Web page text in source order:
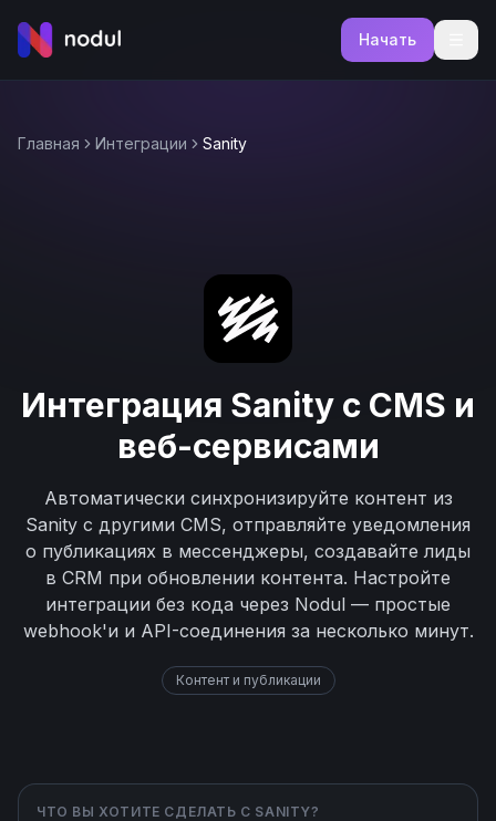
Начать
Главная Интеграции Sanity
Интеграция Sanity с CMS и
веб-сервисами
Автоматически синхронизируйте контент из
Sanity с другими CMS, отправляйте уведомления
о публикациях в мессенджеры, создавайте лиды
в CRM при обновлении контента. Настройте
интеграции без кода через Nodul — простые
webhook'и и API-соединения за несколько минут.
Контент и публикации
ЧТО ВЫ ХОТИТЕ СДЕЛАТЬ С SANITY?